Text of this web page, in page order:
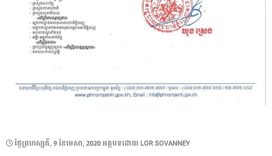
POSTED
ថ្ងៃ​ព្រហស្បតិ៍, 9 ខែ​មេសា, 2020អត្ថបទដោយ LOR SOVANNEY